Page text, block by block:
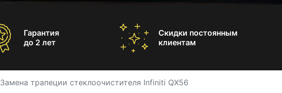
Гарантия
до 2 лет
Скидки постоянным
клиентам
Замена трапеции стеклоочистителя Infiniti QX56